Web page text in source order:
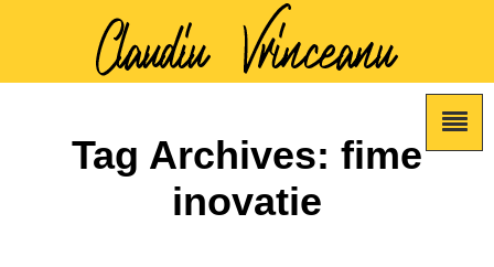
Tag Archives: fime
inovatie